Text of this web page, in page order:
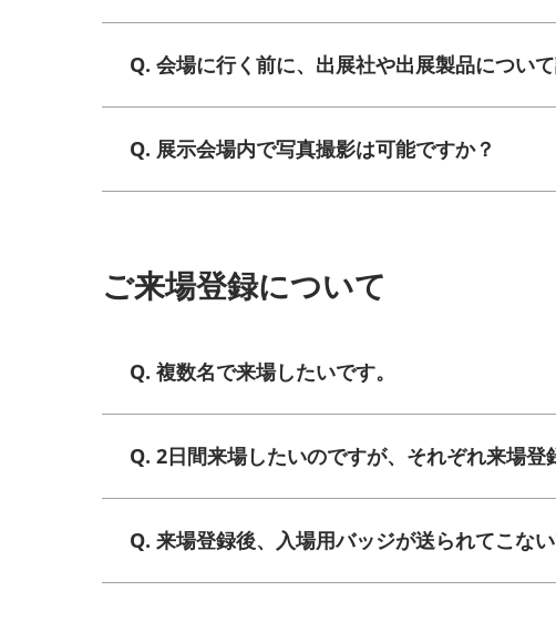
Q. 会場に行く前に、出展社や出展製品につい
Q. 展示会場内で写真撮影は可能ですか？
ご来場登録について
Q. 複数名で来場したいです。
Q. 2日間来場したいのですが、それぞれ来場
Q. 来場登録後、入場用バッジが送られてこない